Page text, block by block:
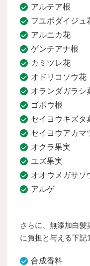
アルテア根
フユボダイジュ
アルニカ花
ゲンチアナ根
カミツレ花
オドリコソウ花
オランダガラシ
ゴボウ根
セイヨウキズタ
セイヨウアカマ
オクラ果実
ユズ果実
オオウメガサソ
アルゲ
さらに、無添加白
に負担と与える下記
合成香料